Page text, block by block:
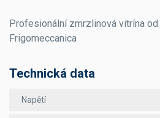
Profesionální zmrzlinová vitrína
Frigomeccanica
Technická data
Napětí